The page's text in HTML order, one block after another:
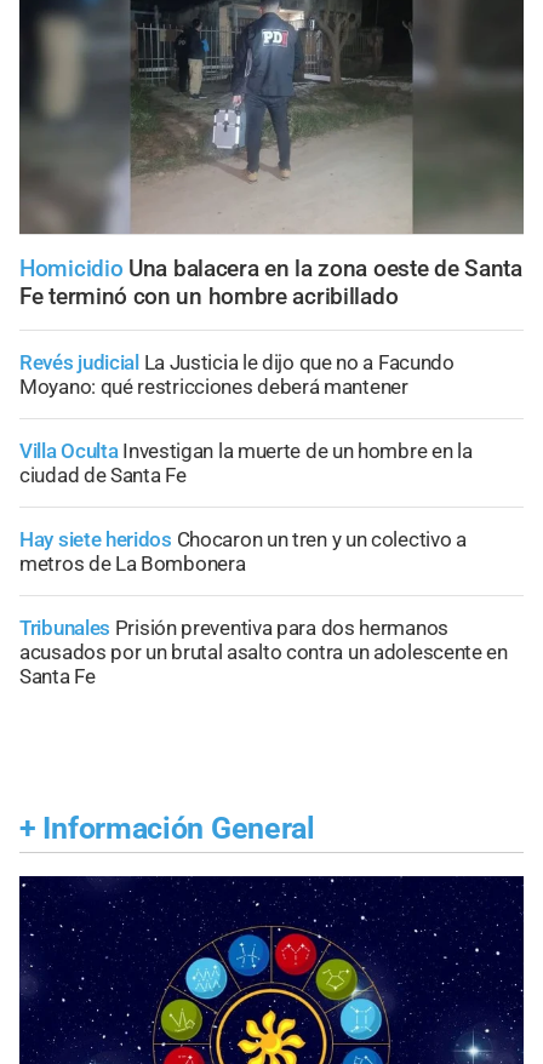
Homicidio Una balacera en la zona oeste de Santa
Fe terminó con un hombre acribillado
Revés judicial La Justicia le dijo que no a Facundo
Moyano: qué restricciones deberá mantener
Villa Oculta Investigan la muerte de un hombre en la
ciudad de Santa Fe
Hay siete heridos Chocaron un tren y un colectivo a
metros de La Bombonera
Tribunales Prisión preventiva para dos hermanos
acusados por un brutal asalto contra un adolescente en
Santa Fe
+ Información General